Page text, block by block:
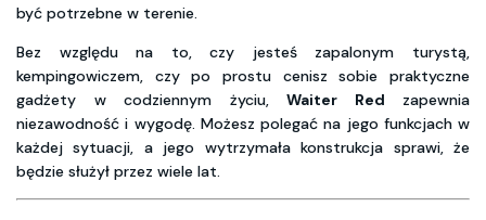
być potrzebne w terenie.
Bez względu na to, czy jesteś zapalonym turystą,
kempingowiczem, czy po prostu cenisz sobie praktyczne
gadżety w codziennym życiu, Waiter Red zapewnia
niezawodność i wygodę. Możesz polegać na jego funkcjach w
każdej sytuacji, a jego wytrzymała konstrukcja sprawi, że
będzie służył przez wiele lat.